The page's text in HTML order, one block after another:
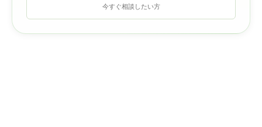
今すぐ相談したい方